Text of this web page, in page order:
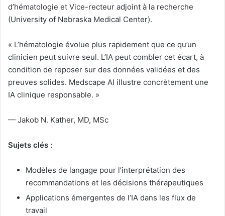
d’hématologie et Vice-recteur adjoint à la recherche
(University of Nebraska Medical Center).
« L’hématologie évolue plus rapidement que ce qu’un
clinicien peut suivre seul. L’IA peut combler cet écart, à
condition de reposer sur des données validées et des
preuves solides. Medscape AI illustre concrètement une
IA clinique responsable. »
— Jakob N. Kather, MD, MSc
Sujets clés :
Modèles de langage pour l’interprétation des
recommandations et les décisions thérapeutiques
Applications émergentes de l’IA dans les flux de
travail